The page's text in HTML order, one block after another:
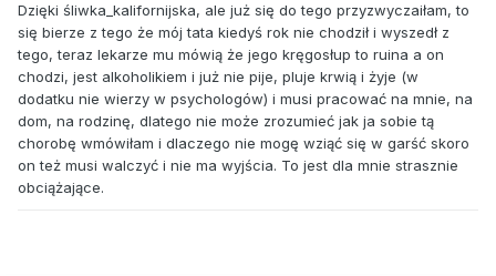
Dzięki śliwka_kalifornijska, ale już się do tego przyzwyczaiłam, to
się bierze z tego że mój tata kiedyś rok nie chodził i wyszedł z
tego, teraz lekarze mu mówią że jego kręgosłup to ruina a on
chodzi, jest alkoholikiem i już nie pije, pluje krwią i żyje (w
dodatku nie wierzy w psychologów) i musi pracować na mnie, na
dom, na rodzinę, dlatego nie może zrozumieć jak ja sobie tą
chorobę wmówiłam i dlaczego nie mogę wziąć się w garść skoro
on też musi walczyć i nie ma wyjścia. To jest dla mnie strasznie
obciążające.